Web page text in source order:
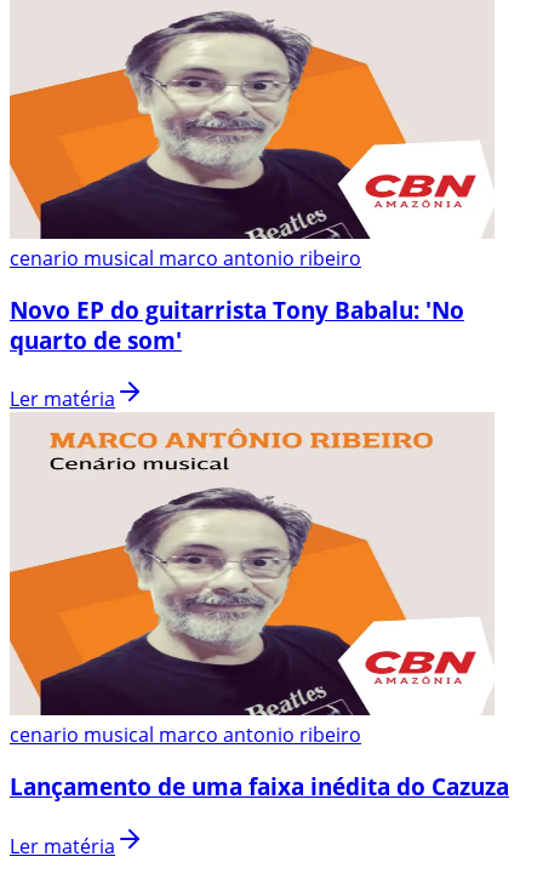
cenario musical marco antonio ribeiro
Novo EP do guitarrista Tony Babalu: 'No
quarto de som'
Ler matéria
cenario musical marco antonio ribeiro
Lançamento de uma faixa inédita do Cazuza
Ler matéria